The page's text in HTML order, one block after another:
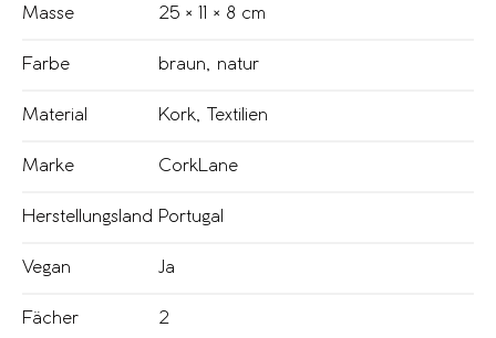
Masse 25 × 11 × 8 cm
Farbe braun, natur
Material Kork, Textilien
Marke CorkLane
Herstellungsland Portugal
Vegan Ja
Fächer 2